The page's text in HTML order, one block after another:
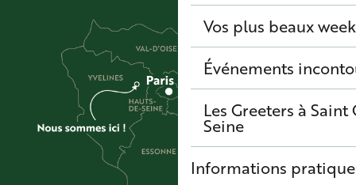
Vos plus beaux
Événements
Les Greeters à
Seine
Informations